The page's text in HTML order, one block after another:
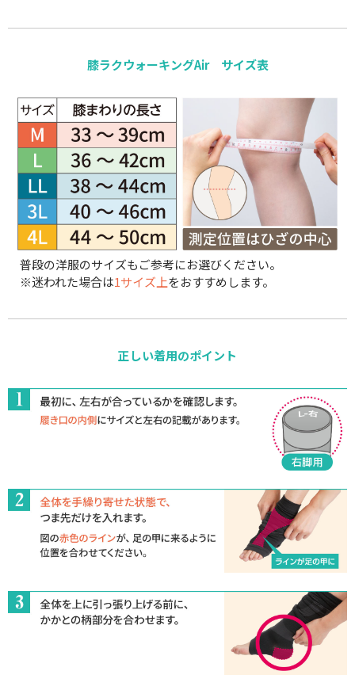
膝ラクウォーキングAir サイズ表
普段の洋服のサイズもご参考にお選びください。
※迷われた場合は1サイズ上をおすすめします。
正しい着用のポイント